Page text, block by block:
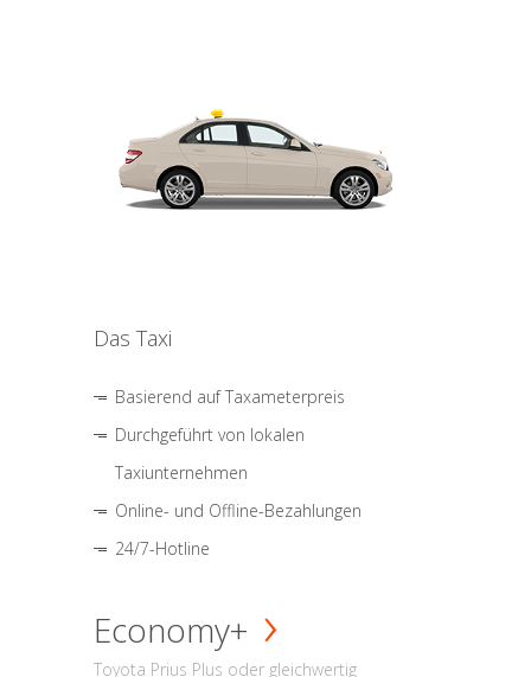
Das Taxi
Basierend auf Taxameterpreis
Durchgeführt von lokalen
Taxiunternehmen
Online- und Offline-Bezahlungen
24/7-Hotline
Economy+
Toyota Prius Plus oder gleichwertig